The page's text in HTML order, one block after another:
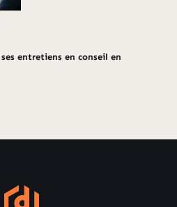
entretiens en conseil en